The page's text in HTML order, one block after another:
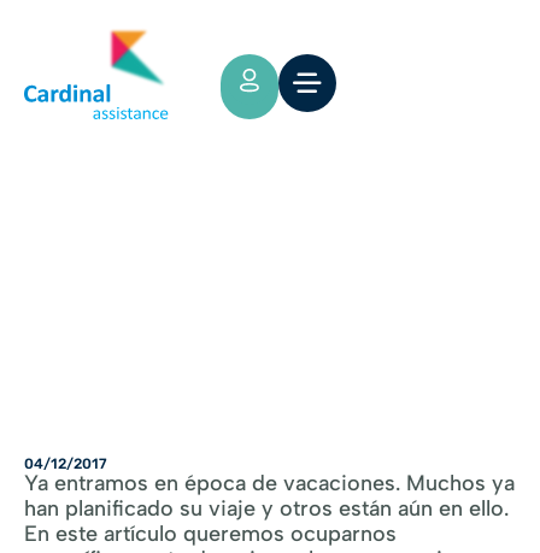
04/12/2017
Ya entramos en época de vacaciones. Muchos ya
han planificado su viaje y otros están aún en ello.
En este artículo queremos ocuparnos